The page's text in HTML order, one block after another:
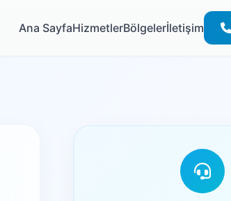
Ana SayfaHizmetlerBölgelerİletişim